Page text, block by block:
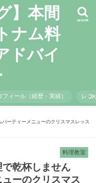
】本間
ナム料
ドバイ
search
フィール（経歴・実績） レシ
ーティーメニューのクリスマスレッス
料理教室
乾杯しません
ーのクリスマス